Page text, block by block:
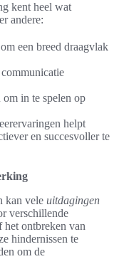
kent heel wat
andere:
een breed draagvlak
in te spelen op
helpt
en succesvoller te
kan vele uitdagingen
verschillende
het ontbreken van
hindernissen te
om de